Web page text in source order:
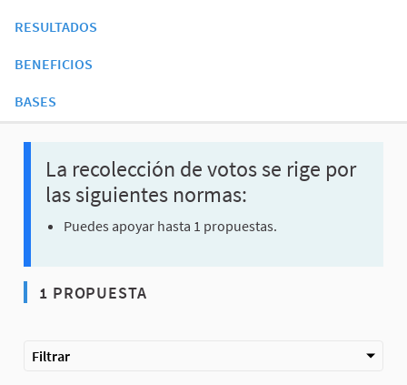
RESULTADOS
BENEFICIOS
BASES
La recolección de votos se rige por
las siguientes normas:
Puedes apoyar hasta 1 propuestas.
1 PROPUESTA
Filtrar